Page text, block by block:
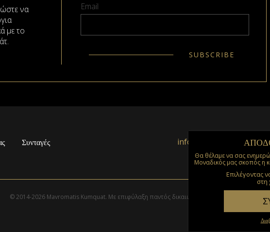
να
με το
Email
Συνταγές info@kumquat.gr
© 2014-2026 Mavromatis Kumquat. Με επιφύλαξη παντός δικαιώματος. Σχεδιασμός &
Θα θέλαμε να σας
Μοναδικός μας σκοπός η
Επιλέγοντας
στη